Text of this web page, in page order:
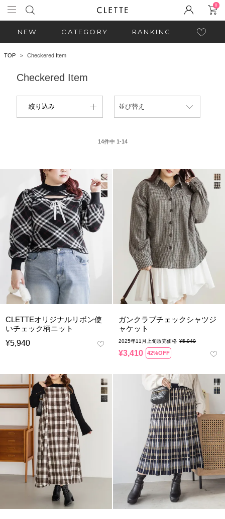
0
NEW CATEGORY RANKING
TOP Checkered Item
Checkered Item
絞り込み 並び替え
14件中 1-14
CLETTEオリジナルリボン使
いチェック柄ニット
¥5,940
ガンクラブチェックシャツジ
ャケット
2025年11月上旬販売価格 ¥5,940
¥3,410 42%OFF